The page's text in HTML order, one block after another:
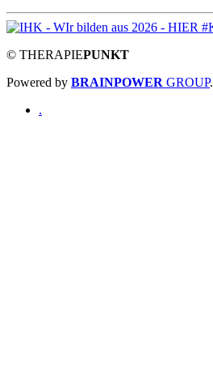
© THERAPIEPUNKT
Powered by BRAINPOWER GROUP.
.